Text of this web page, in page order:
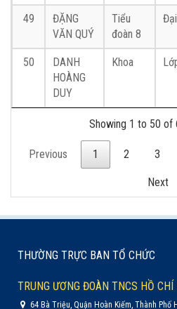
49
ĐẶNG
VĂN QUÝ
Tiểu
đoàn 8
50
DANH
HOÀNG
DUY
Khoa
Showing 1 to 50 of
Previous 1 2 3
Next
THƯỜNG TRỰC BAN TỔ CHỨC
TRUNG ƯƠNG ĐOÀN TNCS HỒ
64 Bà Triệu, Quận Hoàn Kiếm, Thành Phố